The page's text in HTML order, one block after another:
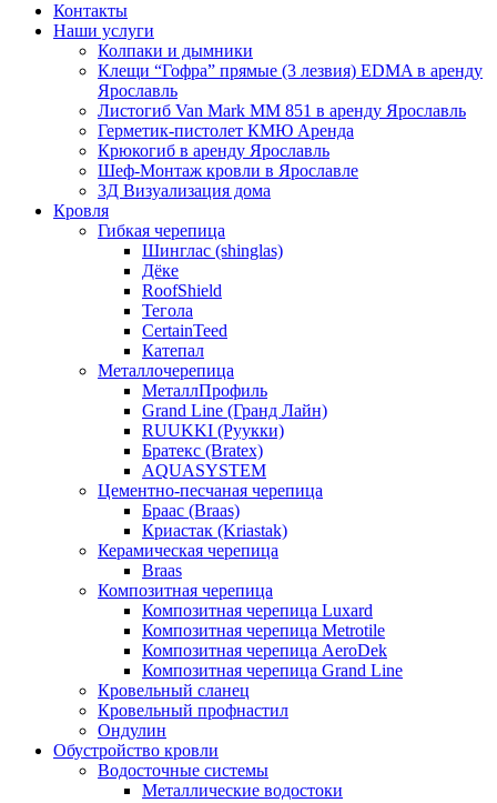
Контакты
Наши услуги
Колпаки и дымники
Клещи “Гофра” прямые (3 лезвия) EDMA в аренду
Ярославль
Листогиб Van Mark MM 851 в аренду Ярославль
Герметик-пистолет КМЮ Аренда
Крюкогиб в аренду Ярославль
Шеф-Монтаж кровли в Ярославле
3Д Визуализация дома
Кровля
Гибкая черепица
Шинглас (shinglas)
Дёке
RoofShield
Тегола
CertainTeed
Катепал
Металлочерепица
МеталлПрофиль
Grand Line (Гранд Лайн)
RUUKKI (Руукки)
Братекс (Bratex)
AQUASYSTEM
Цементно-песчаная черепица
Браас (Braas)
Криастак (Kriastak)
Керамическая черепица
Braas
Композитная черепица
Композитная черепица Luxard
Композитная черепица Metrotile
Композитная черепица AeroDek
Композитная черепица Grand Line
Кровельный сланец
Кровельный профнастил
Ондулин
Обустройство кровли
Водосточные системы
Металлические водостоки